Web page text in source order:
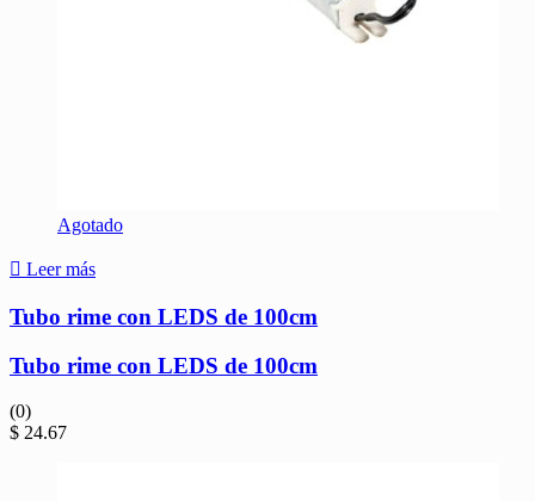
Agotado
Leer más
Tubo rime con LEDS de 100cm
Tubo rime con LEDS de 100cm
(0)
$ 24.67